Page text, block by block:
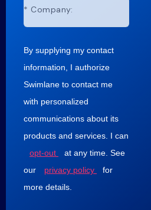
* Company:
By supplying my contact
information, I authorize
Swimlane to contact me
with personalized
communications about its
products and services. I can
opt-out
at any time. See
our
privacy policy
for
more details.